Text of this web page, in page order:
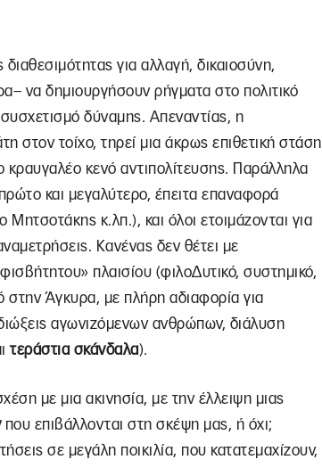
διαθεσιμότητας για αλλαγή, δικαιοσύνη,
να δημιουργήσουν ρήγματα στο πολιτικό
συσχετισμό δύναμης. Απεναντίας, η
στον τοίχο, τηρεί μια άκρως επιθετική στάση
κραυγαλέο κενό αντιπολίτευσης. Παράλληλα
και μεγαλύτερο, έπειτα επαναφορά
κ.λπ.), και όλοι ετοιμάζονται για
Κανένας δεν θέτει με
πλαισίου (φιλοΔυτικό, συστημικό,
στην Άγκυρα, με πλήρη αδιαφορία για
αγωνιζόμενων ανθρώπων, διάλυση
τεράστια σκάνδαλα).
με μια ακινησία, με την έλλειψη μιας
που επιβάλλονται στη σκέψη μας, ή όχι;
σε μεγάλη ποικιλία, που κατατεμαχίζουν,